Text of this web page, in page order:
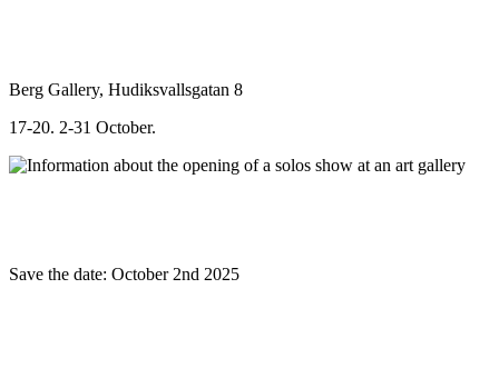
Berg Gallery, Hudiksvallsgatan 8
17-20. 2-31 October.
Save the date: October 2nd 2025